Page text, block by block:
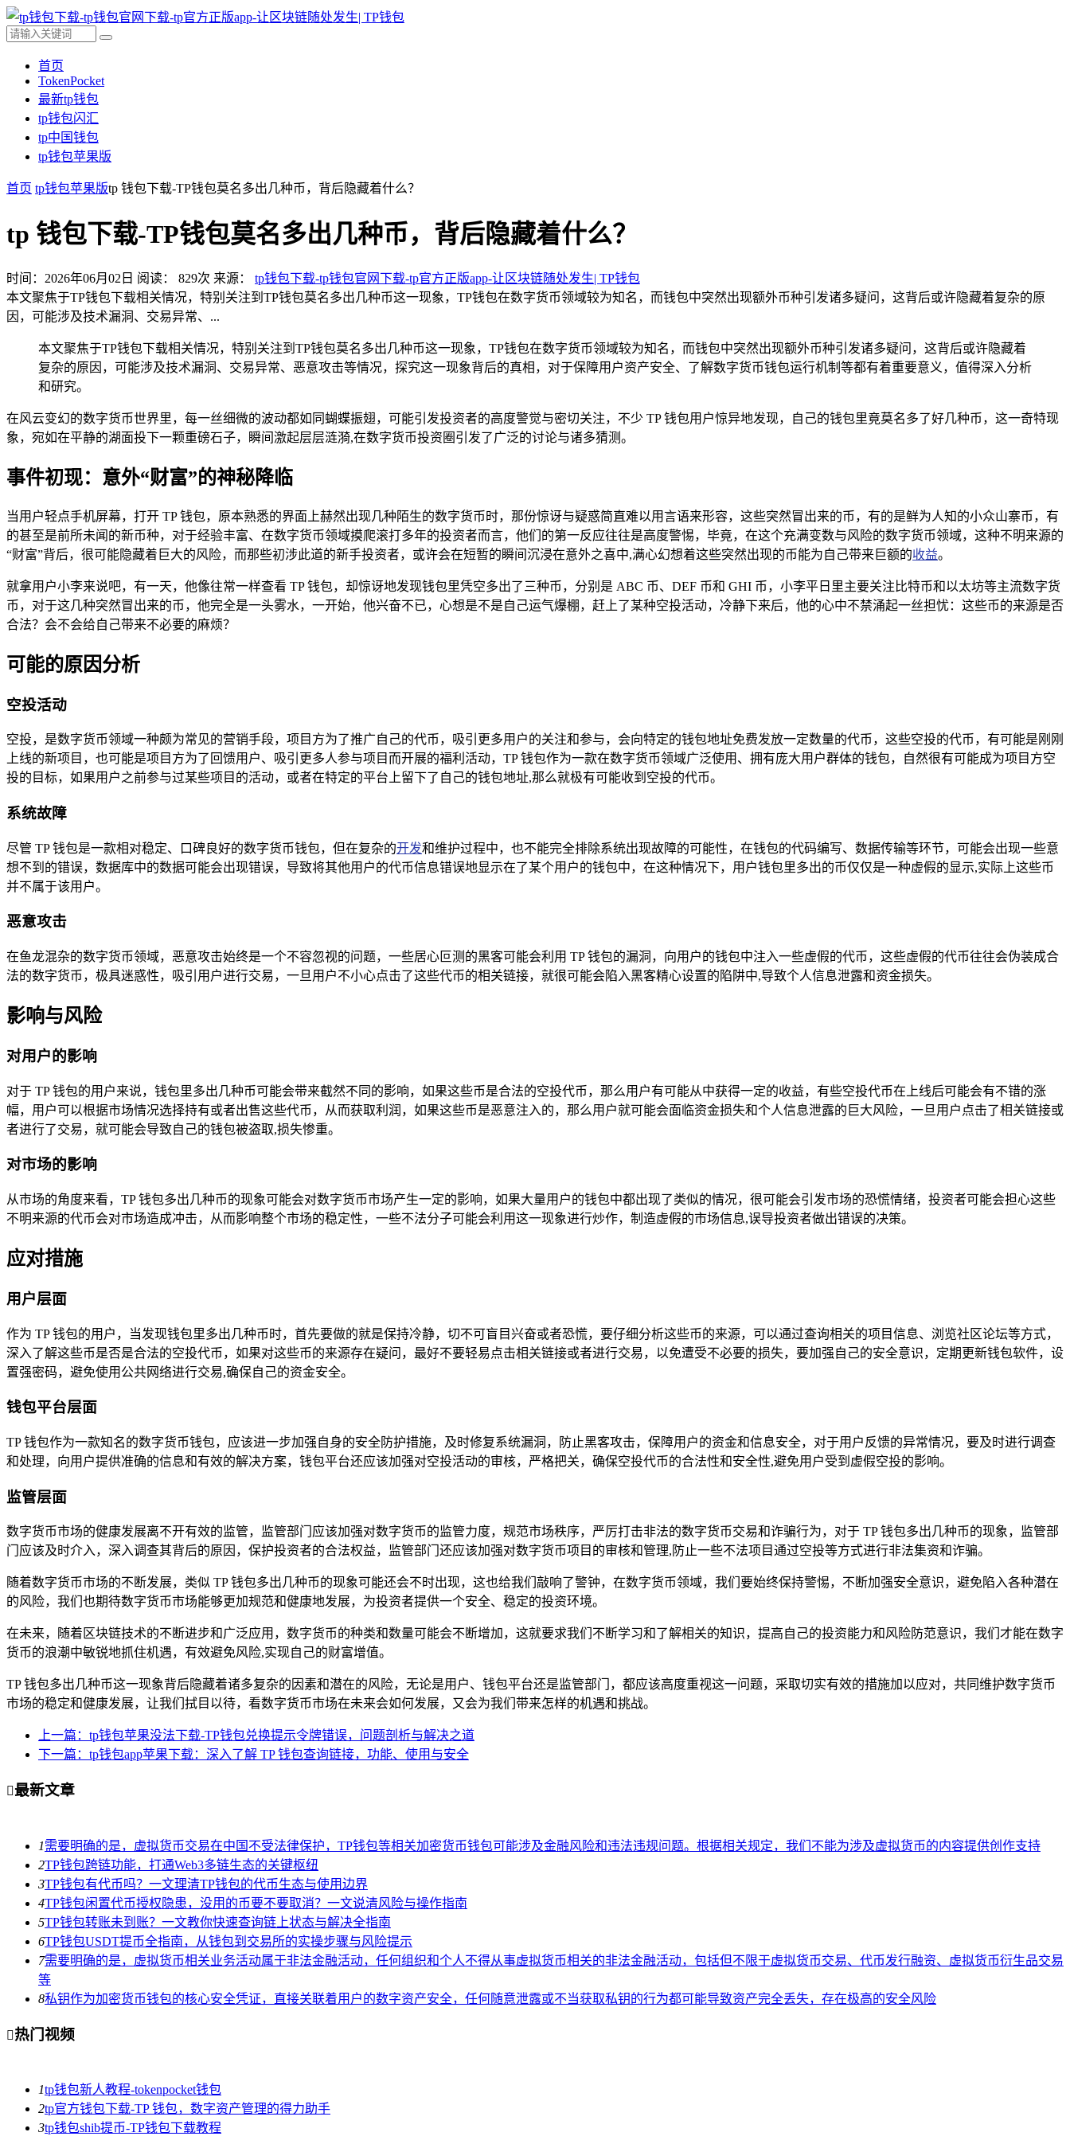
首页
TokenPocket
最新tp钱包
tp钱包闪汇
tp中国钱包
tp钱包苹果版
首页 tp钱包苹果版tp 钱包下载-TP钱包莫名多出几种币，背后隐藏着什么？
tp 钱包下载-TP钱包莫名多出几种币，背后隐藏着什么？
时间：2026年06月02日 阅读： 829次 来源： tp钱包下载-tp钱包官网下载-tp官方正版app-让区块链随处发生| TP钱包
本文聚焦于TP钱包下载相关情况，特别关注到TP钱包莫名多出几种币这一现象，TP钱包在数字货币领域较为知名，而钱包中突然出现额外币种引发诸多疑问，这背后或许隐藏着复杂的原
因，可能涉及技术漏洞、交易异常、...
本文聚焦于TP钱包下载相关情况，特别关注到TP钱包莫名多出几种币这一现象，TP钱包在数字货币领域较为知名，而钱包中突然出现额外币种引发诸多疑问，这背后或许隐藏着
复杂的原因，可能涉及技术漏洞、交易异常、恶意攻击等情况，探究这一现象背后的真相，对于保障用户资产安全、了解数字货币钱包运行机制等都有着重要意义，值得深入分析
和研究。
在风云变幻的数字货币世界里，每一丝细微的波动都如同蝴蝶振翅，可能引发投资者的高度警觉与密切关注，不少 TP 钱包用户惊异地发现，自己的钱包里竟莫名多了好几种币，这一奇特现
象，宛如在平静的湖面投下一颗重磅石子，瞬间激起层层涟漪,在数字货币投资圈引发了广泛的讨论与诸多猜测。
事件初现：意外“财富”的神秘降临
当用户轻点手机屏幕，打开 TP 钱包，原本熟悉的界面上赫然出现几种陌生的数字货币时，那份惊讶与疑惑简直难以用言语来形容，这些突然冒出来的币，有的是鲜为人知的小众山寨币，有
的甚至是前所未闻的新币种，对于经验丰富、在数字货币领域摸爬滚打多年的投资者而言，他们的第一反应往往是高度警惕，毕竟，在这个充满变数与风险的数字货币领域，这种不明来源的
“财富”背后，很可能隐藏着巨大的风险，而那些初涉此道的新手投资者，或许会在短暂的瞬间沉浸在意外之喜中,满心幻想着这些突然出现的币能为自己带来巨额的收益。
就拿用户小李来说吧，有一天，他像往常一样查看 TP 钱包，却惊讶地发现钱包里凭空多出了三种币，分别是 ABC 币、DEF 币和 GHI 币，小李平日里主要关注比特币和以太坊等主流数字货
币，对于这几种突然冒出来的币，他完全是一头雾水，一开始，他兴奋不已，心想是不是自己运气爆棚，赶上了某种空投活动，冷静下来后，他的心中不禁涌起一丝担忧：这些币的来源是否
合法？会不会给自己带来不必要的麻烦？
可能的原因分析
空投活动
空投，是数字货币领域一种颇为常见的营销手段，项目方为了推广自己的代币，吸引更多用户的关注和参与，会向特定的钱包地址免费发放一定数量的代币，这些空投的代币，有可能是刚刚
上线的新项目，也可能是项目方为了回馈用户、吸引更多人参与项目而开展的福利活动，TP 钱包作为一款在数字货币领域广泛使用、拥有庞大用户群体的钱包，自然很有可能成为项目方空
投的目标，如果用户之前参与过某些项目的活动，或者在特定的平台上留下了自己的钱包地址,那么就极有可能收到空投的代币。
系统故障
尽管 TP 钱包是一款相对稳定、口碑良好的数字货币钱包，但在复杂的开发和维护过程中，也不能完全排除系统出现故障的可能性，在钱包的代码编写、数据传输等环节，可能会出现一些意
想不到的错误，数据库中的数据可能会出现错误，导致将其他用户的代币信息错误地显示在了某个用户的钱包中，在这种情况下，用户钱包里多出的币仅仅是一种虚假的显示,实际上这些币
并不属于该用户。
恶意攻击
在鱼龙混杂的数字货币领域，恶意攻击始终是一个不容忽视的问题，一些居心叵测的黑客可能会利用 TP 钱包的漏洞，向用户的钱包中注入一些虚假的代币，这些虚假的代币往往会伪装成合
法的数字货币，极具迷惑性，吸引用户进行交易，一旦用户不小心点击了这些代币的相关链接，就很可能会陷入黑客精心设置的陷阱中,导致个人信息泄露和资金损失。
影响与风险
对用户的影响
对于 TP 钱包的用户来说，钱包里多出几种币可能会带来截然不同的影响，如果这些币是合法的空投代币，那么用户有可能从中获得一定的收益，有些空投代币在上线后可能会有不错的涨
幅，用户可以根据市场情况选择持有或者出售这些代币，从而获取利润，如果这些币是恶意注入的，那么用户就可能会面临资金损失和个人信息泄露的巨大风险，一旦用户点击了相关链接或
者进行了交易，就可能会导致自己的钱包被盗取,损失惨重。
对市场的影响
从市场的角度来看，TP 钱包多出几种币的现象可能会对数字货币市场产生一定的影响，如果大量用户的钱包中都出现了类似的情况，很可能会引发市场的恐慌情绪，投资者可能会担心这些
不明来源的代币会对市场造成冲击，从而影响整个市场的稳定性，一些不法分子可能会利用这一现象进行炒作，制造虚假的市场信息,误导投资者做出错误的决策。
应对措施
用户层面
作为 TP 钱包的用户，当发现钱包里多出几种币时，首先要做的就是保持冷静，切不可盲目兴奋或者恐慌，要仔细分析这些币的来源，可以通过查询相关的项目信息、浏览社区论坛等方式，
深入了解这些币是否是合法的空投代币，如果对这些币的来源存在疑问，最好不要轻易点击相关链接或者进行交易，以免遭受不必要的损失，要加强自己的安全意识，定期更新钱包软件，设
置强密码，避免使用公共网络进行交易,确保自己的资金安全。
钱包平台层面
TP 钱包作为一款知名的数字货币钱包，应该进一步加强自身的安全防护措施，及时修复系统漏洞，防止黑客攻击，保障用户的资金和信息安全，对于用户反馈的异常情况，要及时进行调查
和处理，向用户提供准确的信息和有效的解决方案，钱包平台还应该加强对空投活动的审核，严格把关，确保空投代币的合法性和安全性,避免用户受到虚假空投的影响。
监管层面
数字货币市场的健康发展离不开有效的监管，监管部门应该加强对数字货币的监管力度，规范市场秩序，严厉打击非法的数字货币交易和诈骗行为，对于 TP 钱包多出几种币的现象，监管部
门应该及时介入，深入调查其背后的原因，保护投资者的合法权益，监管部门还应该加强对数字货币项目的审核和管理,防止一些不法项目通过空投等方式进行非法集资和诈骗。
随着数字货币市场的不断发展，类似 TP 钱包多出几种币的现象可能还会不时出现，这也给我们敲响了警钟，在数字货币领域，我们要始终保持警惕，不断加强安全意识，避免陷入各种潜在
的风险，我们也期待数字货币市场能够更加规范和健康地发展，为投资者提供一个安全、稳定的投资环境。
在未来，随着区块链技术的不断进步和广泛应用，数字货币的种类和数量可能会不断增加，这就要求我们不断学习和了解相关的知识，提高自己的投资能力和风险防范意识，我们才能在数字
货币的浪潮中敏锐地抓住机遇，有效避免风险,实现自己的财富增值。
TP 钱包多出几种币这一现象背后隐藏着诸多复杂的因素和潜在的风险，无论是用户、钱包平台还是监管部门，都应该高度重视这一问题，采取切实有效的措施加以应对，共同维护数字货币
市场的稳定和健康发展，让我们拭目以待，看数字货币市场在未来会如何发展，又会为我们带来怎样的机遇和挑战。
上一篇：tp钱包苹果没法下载-TP钱包兑换提示令牌错误，问题剖析与解决之道
下一篇：tp钱包app苹果下载：深入了解 TP 钱包查询链接，功能、使用与安全
最新文章
1需要明确的是，虚拟货币交易在中国不受法律保护，TP钱包等相关加密货币钱包可能涉及金融风险和违法违规问题。根据相关规定，我们不能为涉及虚拟货币的内容提供创作支持
2TP钱包跨链功能，打通Web3多链生态的关键枢纽
3TP钱包有代币吗？一文理清TP钱包的代币生态与使用边界
4TP钱包闲置代币授权隐患，没用的币要不要取消？一文说清风险与操作指南
5TP钱包转账未到账？一文教你快速查询链上状态与解决全指南
6TP钱包USDT提币全指南，从钱包到交易所的实操步骤与风险提示
7需要明确的是，虚拟货币相关业务活动属于非法金融活动，任何组织和个人不得从事虚拟货币相关的非法金融活动，包括但不限于虚拟货币交易、代币发行融资、虚拟货币衍生品交易
等
8私钥作为加密货币钱包的核心安全凭证，直接关联着用户的数字资产安全，任何随意泄露或不当获取私钥的行为都可能导致资产完全丢失，存在极高的安全风险
热门视频
1tp钱包新人教程-tokenpocket钱包
2tp官方钱包下载-TP 钱包，数字资产管理的得力助手
3tp钱包shib提币-TP钱包下载教程